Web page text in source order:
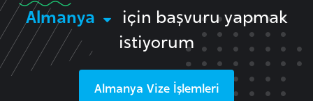
Almanya
için başvuru yapmak
istiyorum
Almanya Vize İşlemleri
L
s